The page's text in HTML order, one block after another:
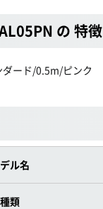
の 特徴
ード/0.5m/ピンク
ル名
種類